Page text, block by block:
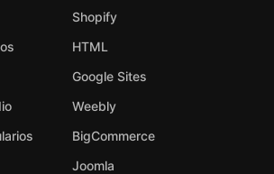
Shopify
HTML
Google Sites
Weebly
BigCommerce
Joomla